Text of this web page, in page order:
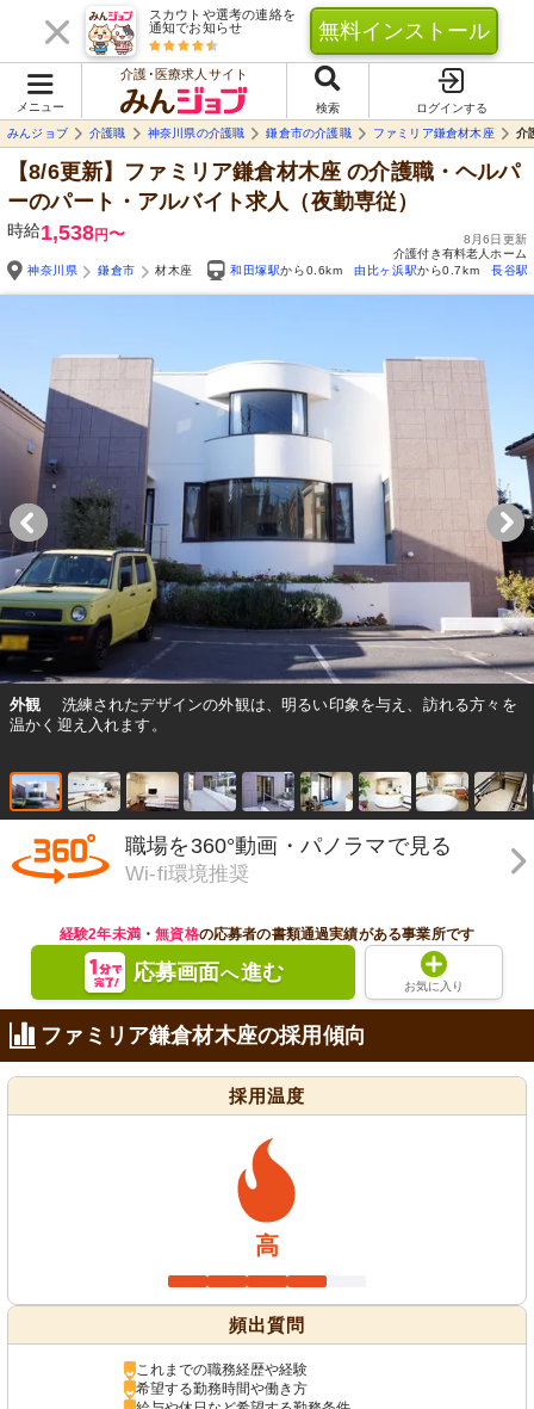
スカウトや選考の連絡を
通知でお知らせ
無料インストール
メニュー
介護･医療求人サイト
検索
ログインする
みんジョブ
介護職 神奈川県の介護職 鎌倉市の介護職 ファミリア鎌倉材木座 介
【8/6更新】ファミリア鎌倉材木座 の介護職・ヘルパ
ーのパート・アルバイト求人（夜勤専従）
時給1,538円〜
8月6日更新
介護付き有料老人ホーム
神奈川県
鎌倉市 材木座 和田塚駅から0.6km 由比ヶ浜駅から0.7km 長谷駅
外観
洗練されたデザインの外観は、明るい印象を与え、訪れる方々を
温かく迎え入れます。
職場を360°動画・パノラマで見る
Wi-fi環境推奨
経験2年未満・無資格の応募者の書類通過実績がある事業所です
応募画面へ進む
お気に入り
ファミリア鎌倉材木座の採用傾向
採用温度
高
頻出質問
これまでの職務経歴や経験
希望する勤務時間や働き方